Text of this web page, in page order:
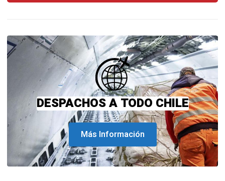
DESPACHOS A TODO CHILE
Más Información